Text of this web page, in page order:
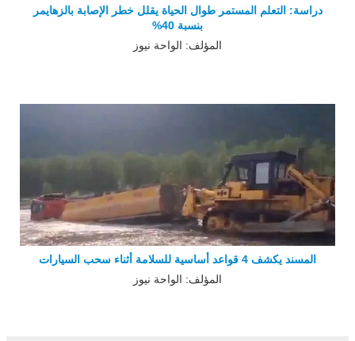
دراسة: التعلم المستمر طوال الحياة يقلل خطر الإصابة بالزهايمر
بنسبة 40%
المؤلف: الواحة نيوز
المسند يكشف 4 قواعد أساسية للسلامة أثناء سحب السيارات
المؤلف: الواحة نيوز